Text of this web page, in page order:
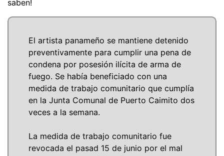
saben!
El artista panameño se mantiene detenido
preventivamente para cumplir una pena de
condena por posesión ilícita de arma de
fuego. Se había beneficiado con una
medida de trabajo comunitario que cumplía
en la Junta Comunal de Puerto Caimito dos
veces a la semana.
La medida de trabajo comunitario fue
revocada el pasad 15 de junio por el mal